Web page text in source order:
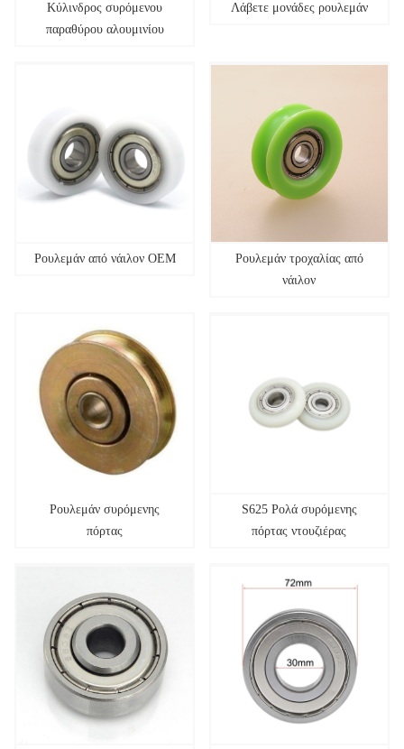
Κύλινδρος συρόμενου
παραθύρου αλουμινίου
Λάβετε μονάδες ρουλεμάν
Ρουλεμάν από νάιλον OEM
Ρουλεμάν τροχαλίας από
νάιλον
Ρουλεμάν συρόμενης
πόρτας
S625 Ρολά συρόμενης
πόρτας ντουζιέρας